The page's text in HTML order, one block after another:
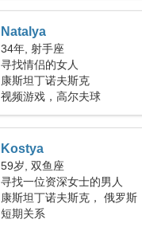
Natalya
34年, 射手座
寻找情侣的女人
康斯坦丁诺夫斯克
视频游戏，高尔夫球
Kostya
59岁, 双鱼座
寻找一位资深女士的男人
康斯坦丁诺夫斯克， 俄罗斯
短期关系